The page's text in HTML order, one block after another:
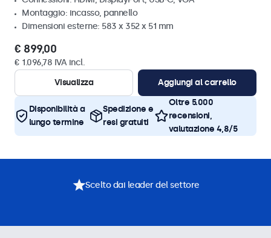
Montaggio: incasso, pannello
Dimensioni esterne: 583 x 352 x 51 mm
€ 899,00
€ 1.096,78 IVA incl.
Visualizza
Aggiungi al carrello
Disponibilità a
lungo termine
Spedizione e
resi gratuiti
Oltre 5.000
recensioni,
valutazione 4,8/5
Scelto dai leader del settore